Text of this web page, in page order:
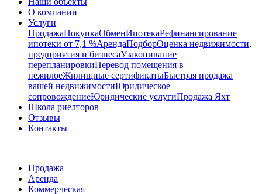
О компании
Услуги
ПродажаПокупкаОбменИпотекаРефинансирование
ипотеки от 7,1 %АрендаПодборОценка недвижимости,
предприятия и бизнесаУзаконивание
перепланировкиПеревод помещения в
нежилоеЖилищные сертификатыБыстрая продажа
вашей недвижимостиЮридическое
сопровождениеЮридические услугиПродажа Яхт
Школа риелторов
Отзывы
Контакты
Продажа
Аренда
Коммерческая